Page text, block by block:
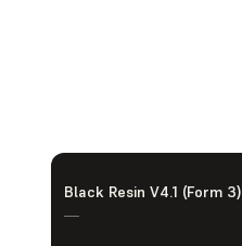
Black Resin V4.1 (Form 3)
—